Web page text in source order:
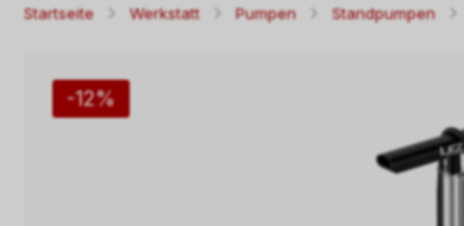
Startseite Werkstatt Pumpen Standpumpen
-12%